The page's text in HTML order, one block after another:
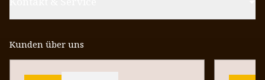
Kunden über uns